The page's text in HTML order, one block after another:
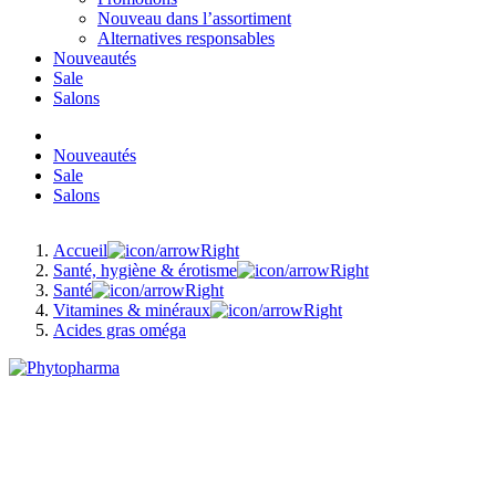
Nouveau dans l’assortiment
Alternatives responsables
Nouveautés
Sale
Salons
Nouveautés
Sale
Salons
Accueil
Santé, hygiène & érotisme
Santé
Vitamines & minéraux
Acides gras oméga